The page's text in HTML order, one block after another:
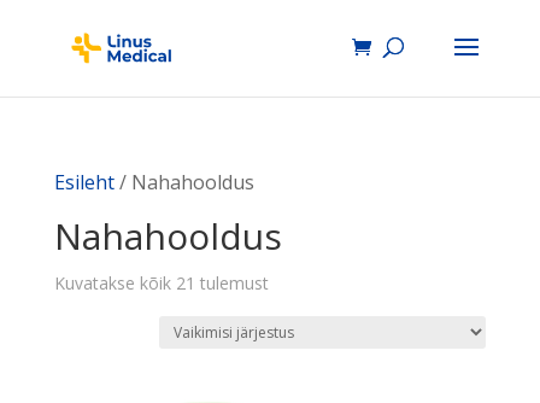
Esileht/ Nahahooldus
Nahahooldus
Kuvatakse kõik 21 tulemust